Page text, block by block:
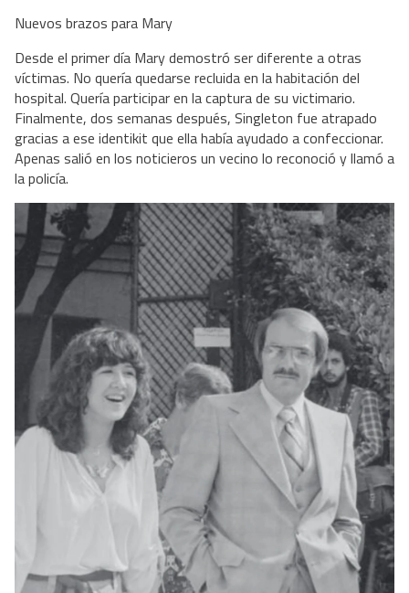
Nuevos brazos para Mary
Desde el primer día Mary demostró ser diferente a otras
víctimas. No quería quedarse recluida en la habitación del
hospital. Quería participar en la captura de su victimario.
Finalmente, dos semanas después, Singleton fue atrapado
gracias a ese identikit que ella había ayudado a confeccionar.
Apenas salió en los noticieros un vecino lo reconoció y llamó a
la policía.